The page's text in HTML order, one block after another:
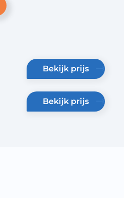
bekijk prijs
bekijk prijs